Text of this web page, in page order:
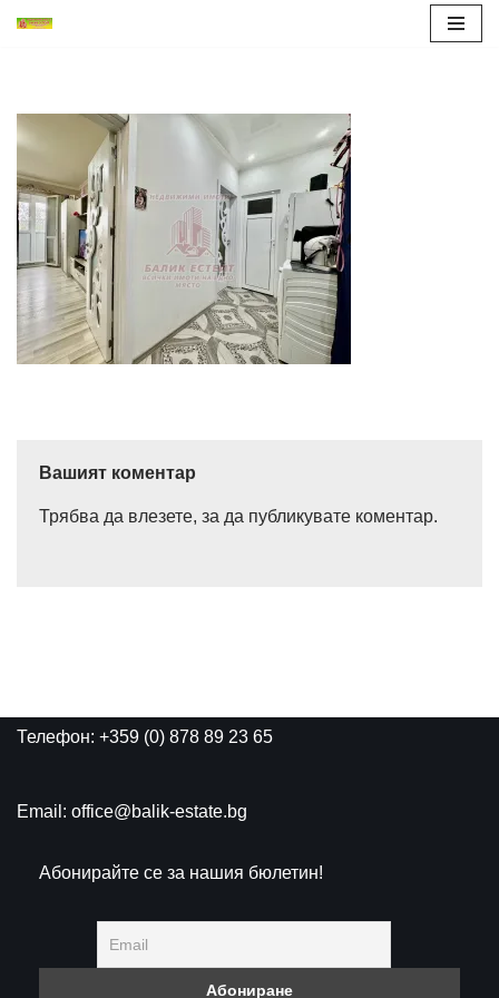
съдържанието
Вашият коментар
Трябва да влезете, за да публикувате коментар.
Телефон: +359 (0) 878 89 23 65
Email: office@balik-estate.bg
Абонирайте се за нашия бюлетин!